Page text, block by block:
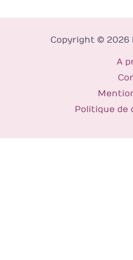
Copyright © 2026
A
Politique de